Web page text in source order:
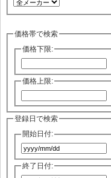
価格帯で検索
価格下限:
価格上限:
登録日で検索
開始日付:
終了日付: